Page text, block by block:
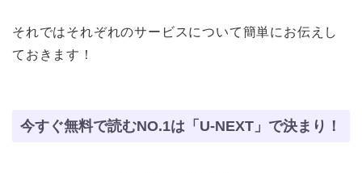
それではそれぞれのサービスについて簡単にお伝えし
ておきます！
今すぐ無料で読むNO.1は「U-NEXT」で決まり！